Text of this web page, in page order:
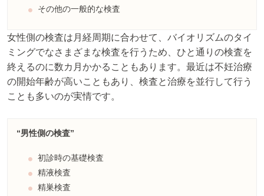
その他の一般的な検査
女性側の検査は月経周期に合わせて、バイオリズムのタイ
ミングでなさまざまな検査を行うため、ひと通りの検査を
終えるのに数カ月かかることもあります。最近は不妊治療
の開始年齢が高いこともあり、検査と治療を並行して行う
ことも多いのが実情です。
“男性側の検査”
初診時の基礎検査
精液検査
精巣検査